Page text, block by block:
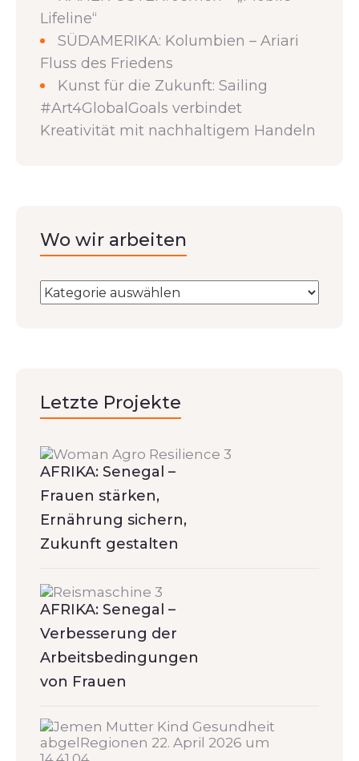
Lifeline“
SÜDAMERIKA: Kolumbien – Ariari
Fluss des Friedens
Kunst für die Zukunft: Sailing
#Art4GlobalGoals verbindet
Kreativität mit nachhaltigem Handeln
Wo wir arbeiten
Letzte Projekte
AFRIKA: Senegal –
Frauen stärken,
Ernährung sichern,
Zukunft gestalten
AFRIKA: Senegal –
Verbesserung der
Arbeitsbedingungen
von Frauen